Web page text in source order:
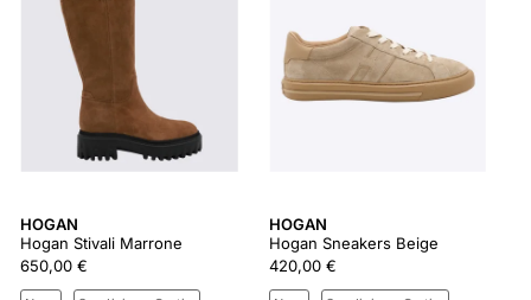
HOGAN
Hogan Stivali Marrone
650,00 €
HOGAN
Hogan Sneakers Beige
420,00 €